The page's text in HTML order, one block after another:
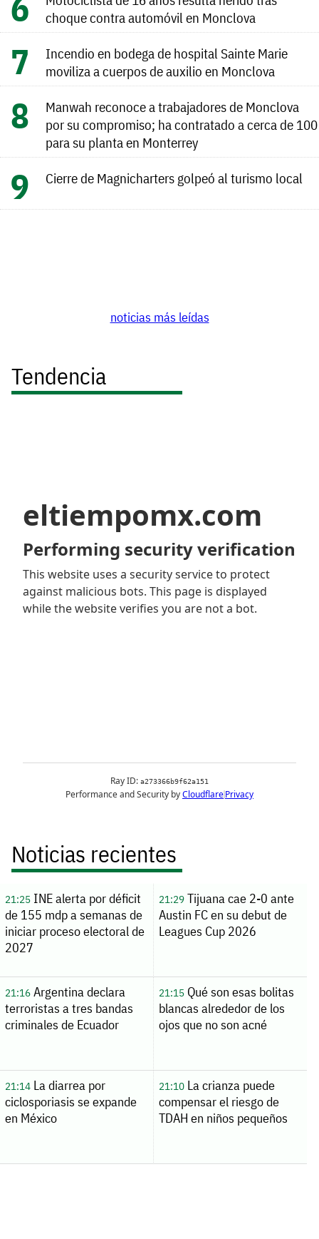
choque contra automóvil en Monclova
Incendio en bodega de hospital Sainte Marie
moviliza a cuerpos de auxilio en Monclova
Manwah reconoce a trabajadores de Monclova
por su compromiso; ha contratado a cerca de 100
para su planta en Monterrey
Cierre de Magnicharters golpeó al turismo local
noticias más leídas
Tendencia
Noticias recientes
21:25INE alerta por déficit
de 155 mdp a semanas de
iniciar proceso electoral de
2027
21:29Tijuana cae 2-0 ante
Austin FC en su debut de
Leagues Cup 2026
21:16Argentina declara
terroristas a tres bandas
criminales de Ecuador
21:15Qué son esas bolitas
blancas alrededor de los
ojos que no son acné
21:14La diarrea por
ciclosporiasis se expande
en México
21:10La crianza puede
compensar el riesgo de
TDAH en niños pequeños